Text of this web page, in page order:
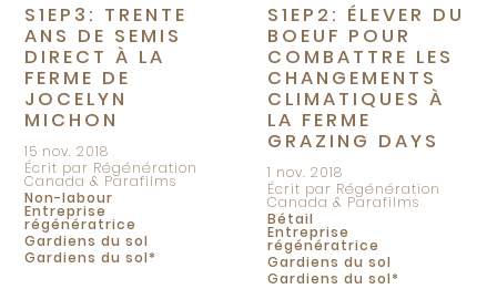
S1EP3: TRENTE
ANS DE SEMIS
DIRECT À LA
FERME DE
JOCELYN
MICHON
15 nov. 2018
Écrit par Régénération
Canada & Parafilms
Non-labour
Entreprise
régénératrice
Gardiens du sol
Gardiens du sol*
S1EP2: ÉLEVER DU
BOEUF POUR
COMBATTRE LES
CHANGEMENTS
CLIMATIQUES À
LA FERME
GRAZING DAYS
1 nov. 2018
Écrit par Régénération
Canada & Parafilms
Bétail
Entreprise
régénératrice
Gardiens du sol
Gardiens du sol*